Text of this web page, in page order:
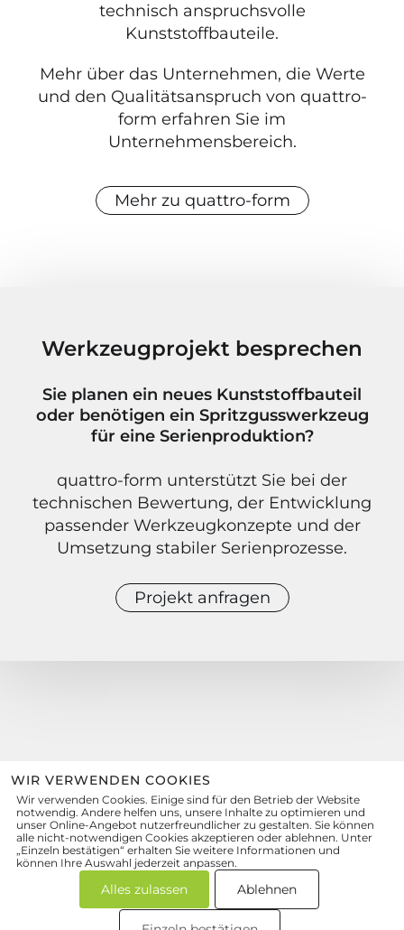
technisch anspruchsvolle
Kunststoffbauteile.
Mehr über das Unternehmen, die Werte
und den Qualitätsanspruch von quattro-
form erfahren Sie im
Unternehmensbereich.
Mehr zu quattro-form
Werkzeugprojekt besprechen
Sie planen ein neues Kunststoffbauteil
oder benötigen ein Spritzgusswerkzeug
für eine Serienproduktion?
quattro-form unterstützt Sie bei der
technischen Bewertung, der Entwicklung
passender Werkzeugkonzepte und der
Umsetzung stabiler Serienprozesse.
Projekt anfragen
quattro-formGmbH
Präzisionsformenbau
Wolfsmatten 1, 77955 Ettenheim
info@quattro-form.de
+49 7822 8917-0
zum Kontaktformular
WIR VERWENDEN COOKIES
Wir verwenden Cookies. Einige sind für den Betrieb der Website
notwendig. Andere helfen uns, unsere Inhalte zu optimieren und
unser Online-Angebot nutzerfreundlicher zu gestalten. Sie können
alle nicht-notwendigen Cookies akzeptieren oder ablehnen. Unter
„Einzeln bestätigen“ erhalten Sie weitere Informationen und
können Ihre Auswahl jederzeit anpassen.
Alles zulassen Ablehnen